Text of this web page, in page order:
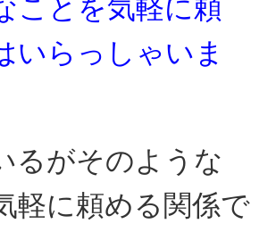
ことを気軽に頼
いらっしゃいま
るがそのような
軽に頼める関係で